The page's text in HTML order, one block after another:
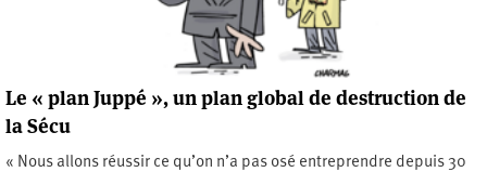
Le « plan Juppé », un plan global de destruction de
la Sécu
« Nous allons réussir ce qu’on n’a pas osé entreprendre depuis 30